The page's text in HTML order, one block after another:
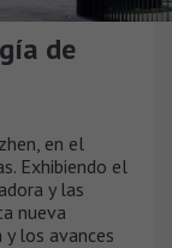
de
en el
Exhibiendo el
y las
nueva
los avances